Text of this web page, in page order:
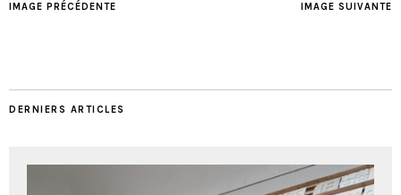
IMAGE SUIVANTE
IMAGE PRÉCÉDENTE
DERNIERS ARTICLES